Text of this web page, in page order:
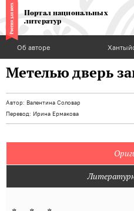
Портал национальных
литератур
Об авторе
Метелью дверь
Автор: Валентина Соловар
Перевод: Ирина Ермакова